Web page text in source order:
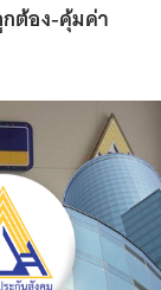
กต้อง-คุ้มค่า